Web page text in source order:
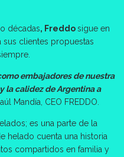
décadas, Freddosigue en
sus clientes propuestas
embajadores de nuestra
la calidez de Argentina a
Mandía, CEO FREDDO.
es una parte de la
helado cuenta una historia
compartidos en familia y